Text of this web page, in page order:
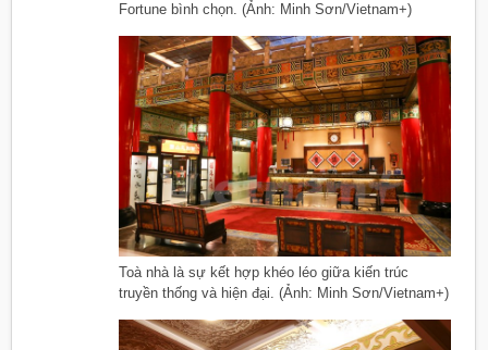
Fortune bình chọn. (Ảnh: Minh Sơn/Vietnam+)
Toà nhà là sự kết hợp khéo léo giữa kiến trúc
truyền thống và hiện đại. (Ảnh: Minh Sơn/Vietnam+)